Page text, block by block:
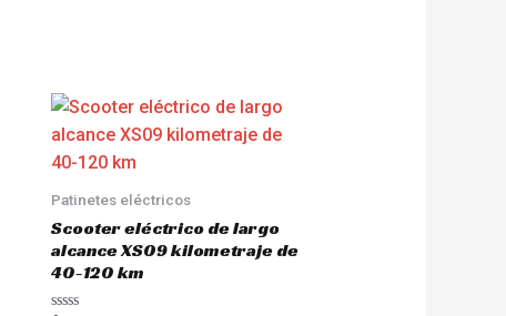
Patinetes eléctricos
Scooter eléctrico de largo
alcance XS09 kilometraje de
40-120 km